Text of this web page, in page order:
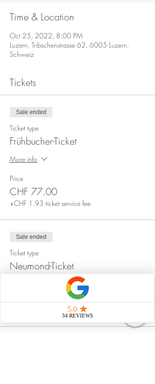
Time & Location
Oct 25, 2022, 8:00 PM
Luzern, Tribschenstrasse 62, 6005 Luzern,
Schweiz
Tickets
Sale ended
Ticket type
Frühbucher-Ticket
More info
Price
CHF 77.00
+CHF 1.93 ticket service fee
Sale ended
Ticket type
Neumond-Ticket
+CHF 2.78 ticket service fee